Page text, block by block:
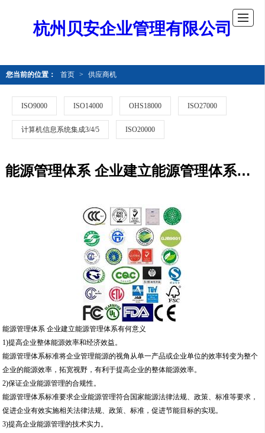
杭州贝安企业管理有限公司
您当前的位置： 首页 > 供应商机
ISO9000 ISO14000 OHS18000 ISO27000
计算机信息系统集成3/4/5 ISO20000
能源管理体系 企业建立能源管理体系有何意义
能源管理体系 企业建立能源管理体系有何意义
1)提高企业整体能源效率和经济效益。
能源管理体系标准将企业管理能源的视角从单一产品或企业单位的效率转变为整个
企业的能源效率，拓宽视野，有利于提高企业的整体能源效率。
2)保证企业能源管理的合规性。
能源管理体系标准要求企业能源管理符合国家能源法律法规、政策、标准等要求，
促进企业有效实施相关法律法规、政策、标准，促进节能目标的实现。
3)提高企业能源管理的技术实力。